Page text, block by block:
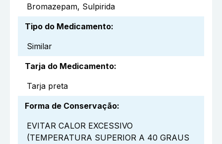
Bromazepam, Sulpirida
Tipo do Medicamento:
Similar
Tarja do Medicamento:
Tarja preta
Forma de Conservação:
EVITAR CALOR EXCESSIVO
(TEMPERATURA SUPERIOR A 40 GRAUS